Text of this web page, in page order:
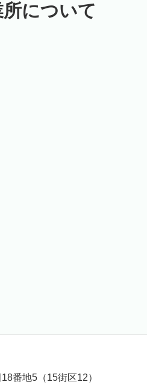
について
番地5（15街区12）